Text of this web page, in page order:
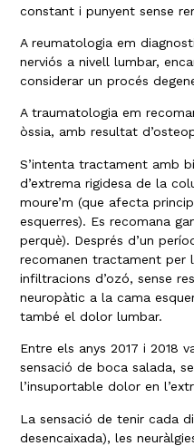
constant i punyent sense
A reumatologia em
nerviós a nivell lumbar,
considerar un procés
A traumatologia em
òssia, amb resultat
S’intenta tractament amb
d’extrema rigidesa de la
moure’m (que afecta
esquerres). Es recomana
perquè). Després d’un
recomanen tractament per
infiltracions d’ozó, sense
neuropàtic a la cama
també el dolor lumbar.
Entre els anys 2017 i 2018
sensació de boca salada,
l’insuportable dolor en
La sensació de tenir cada
desencaixada), les